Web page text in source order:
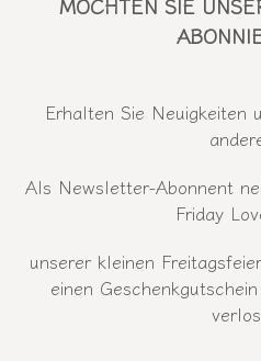
Erhalten Sie Neuigkeiten
Als Newsletter-Abonnent
Friday
unserer kleinen
einen